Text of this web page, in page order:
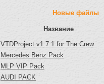
Новые файлы
Название
VTDProject v1.7.1 for The Crew
Mercedes Benz Pack
MLP VIP Pack
AUDI PACK